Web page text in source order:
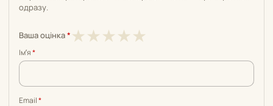
одразу.
Ваша оцінка* ★
5
★4
5
★3
5
★2
5
★1
5
Імʼя*
Email*